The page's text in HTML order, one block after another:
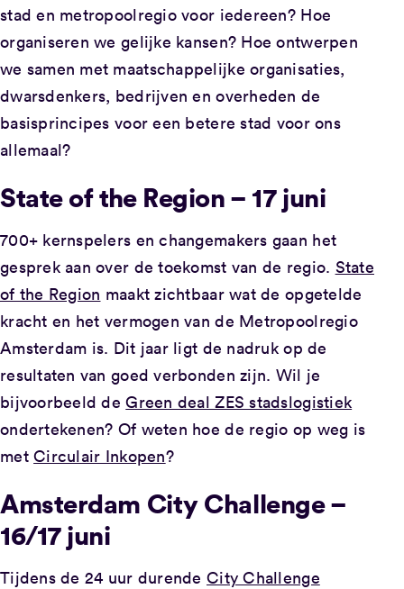
stad en metropoolregio voor iedereen? Hoe
organiseren we gelijke kansen? Hoe ontwerpen
we samen met maatschappelijke organisaties,
dwarsdenkers, bedrijven en overheden de
basisprincipes voor een betere stad voor ons
allemaal?
State of the Region – 17 juni
700+ kernspelers en changemakers gaan het
gesprek aan over de toekomst van de regio. State
of the Region maakt zichtbaar wat de opgetelde
kracht en het vermogen van de Metropoolregio
Amsterdam is. Dit jaar ligt de nadruk op de
resultaten van goed verbonden zijn. Wil je
bijvoorbeeld deGreen deal ZES stadslogistiek
ondertekenen? Of weten hoe de regio op weg is
metCirculair Inkopen?
Amsterdam City Challenge –
16/17 juni
Tijdens de 24 uur durendeCity Challenge